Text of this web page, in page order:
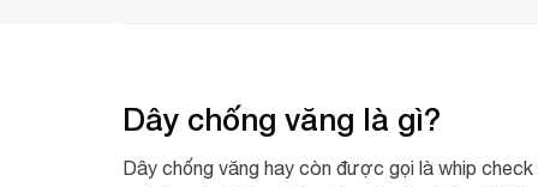
Dây chống văng là gì?
Dây chống văng hay còn được gọi là whip